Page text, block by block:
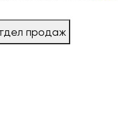
продаж